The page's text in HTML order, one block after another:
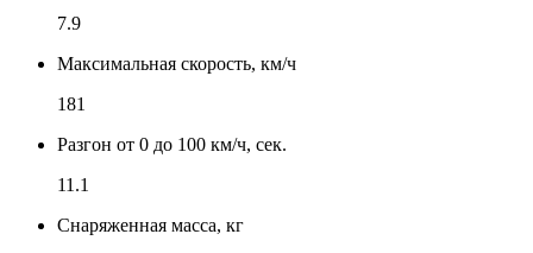
7.9
Максимальная скорость, км/ч
181
Разгон от 0 до 100 км/ч, сек.
11.1
Снаряженная масса, кг